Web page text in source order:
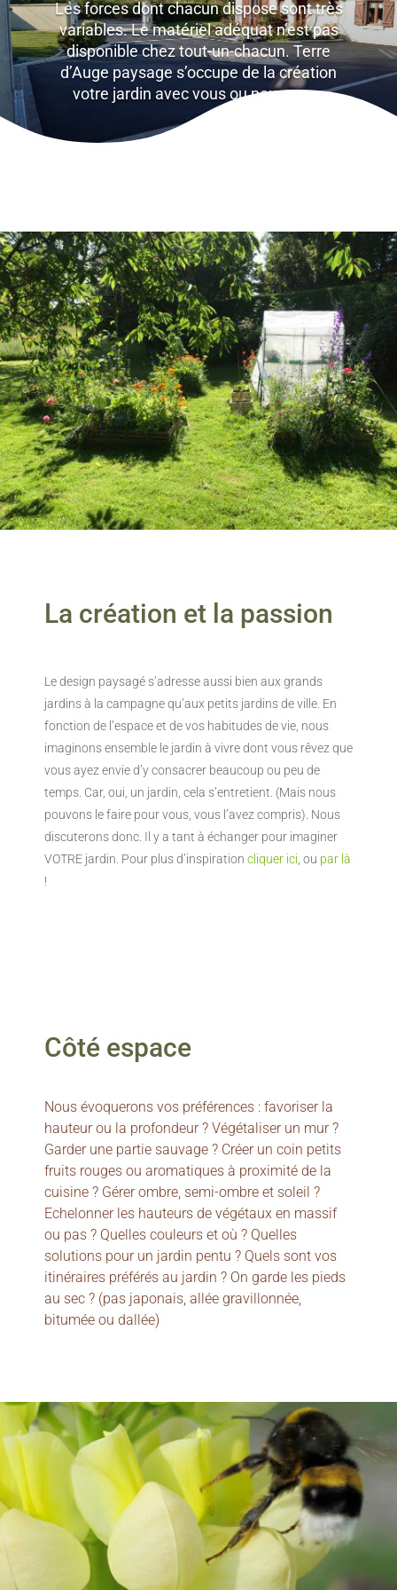
Les forces dont chacun dispose sont très
variables. Le matériel adéquat n’est pas
disponible chez tout-un-chacun. Terre
d’Auge paysage s’occupe de la création
votre jardin avec vous ou pour vous.
La création et la passion
Le design paysagé s’adresse aussi bien aux grands
jardins à la campagne qu’aux petits jardins de ville. En
fonction de l’espace et de vos habitudes de vie, nous
imaginons ensemble le jardin à vivre dont vous rêvez que
vous ayez envie d’y consacrer beaucoup ou peu de
temps. Car, oui, un jardin, cela s’entretient. (Mais nous
pouvons le faire pour vous, vous l’avez compris). Nous
discuterons donc. Il y a tant à échanger pour imaginer
VOTRE jardin. Pour plus d’inspiration cliquer ici , ou par là
!
Côté espace
Nous évoquerons vos préférences : favoriser la
hauteur ou la profondeur ? Végétaliser un mur ?
Garder une partie sauvage ? Créer un coin petits
fruits rouges ou aromatiques à proximité de la
cuisine ? Gérer ombre, semi-ombre et soleil ?
Echelonner les hauteurs de végétaux en massif
ou pas ? Quelles couleurs et où ? Quelles
solutions pour un jardin pentu ? Quels sont vos
itinéraires préférés au jardin ? On garde les pieds
au sec ? (pas japonais, allée gravillonnée,
bitumée ou dallée)